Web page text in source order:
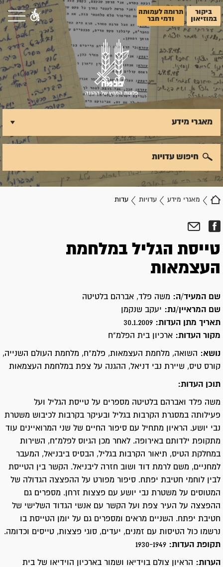
ביקור
במוזיאון
תרומה לעמותה
ודמי חבר
פלוגות המחץ של ההגנה
מאגרי מידע עדויות עדות
מאגרי מידע
חיפוש עדויות
טייסת הגליל במלחמת
העצמאות
שם המעיד/ה: משה פלד, אברהם בלטיטה
שם המראיין/נת: יעקב שנקמן
תאריך מתן העדות: 30.1.2009
מקור העדות: ארכיון בית הפלמ"ח
נושא:
השואה, מלחמת העצמאות, פלמ"ח, מלחמת העולם השנייה,
קורס טיס, שיירת נבי דניאל, ההגנה על צפת במלחמת העצמאות
תוכן העדות:
משה פלד ואברהם בלטיטה מספרים על טייסת הגליל ועל
פעילותה במסגרת הקרבות בגליל ובעיקר בקרבות לכיבוש משטרת
נבי יושע. הראיון מתחיל עם סיפור החיים של שני המרואיינים עוד
מתקופת ילדותם באירופה. לאחר מכן הגיוס לפלמ"ח, השירות
במחלקת הטיס, תיאור הקרבות בגליל, הבסיס ביבניאל, המעבר
למחניים, משם לרמת דוד ושוב חזרה ליבניאל. הקשר בין הטייסת
לבין לוחמי חטיבת יפתח. סיפור מפורט על ההפצצה הגדולה של
המטוסים על משטרת נבי יושע עם פצצות זרחן. מספרים גם
ההפצצה על העיר צפת ועל הקשר עם אנשי הגדוד השלישי של
חטיבת יפתח. השניים מראים ומספרים גם על יומן הטייסת בו
נרשמו כול הטיסות עם זמנים, יעדים, סוגי פצצות, טייסים וכדומה.
תקופת העדות: 1930-1949
הערות:
הראיון צולם בוידיאו ושמור בארכיון הוידיאו של בית